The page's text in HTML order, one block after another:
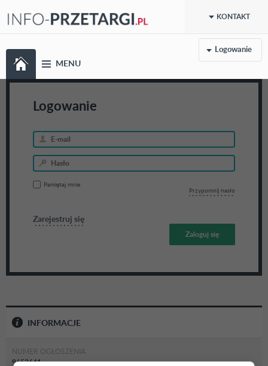
KONTAKT
MENU
Logowanie
Logowanie
Pamiętaj mnie
Przypomnij hasło
Zarejestruj się
INFORMACJE
NUMER OGŁOSZENIA
9652641